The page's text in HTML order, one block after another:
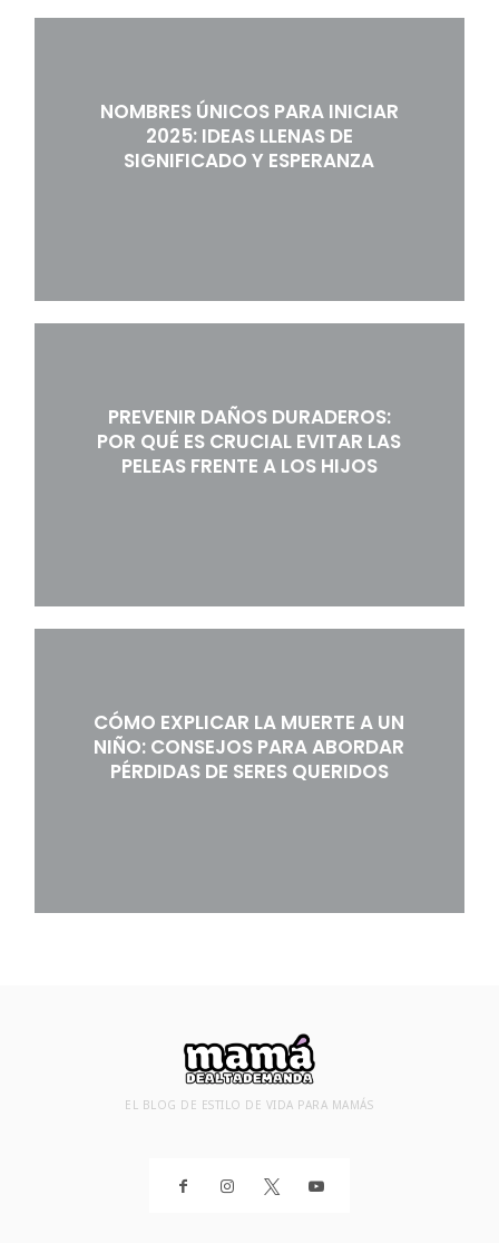
NOMBRES ÚNICOS PARA INICIAR
2025: IDEAS LLENAS DE
SIGNIFICADO Y ESPERANZA
PREVENIR DAÑOS DURADEROS:
POR QUÉ ES CRUCIAL EVITAR LAS
PELEAS FRENTE A LOS HIJOS
CÓMO EXPLICAR LA MUERTE A UN
NIÑO: CONSEJOS PARA ABORDAR
PÉRDIDAS DE SERES QUERIDOS
EL BLOG DE ESTILO DE VIDA PARA MAMÁS